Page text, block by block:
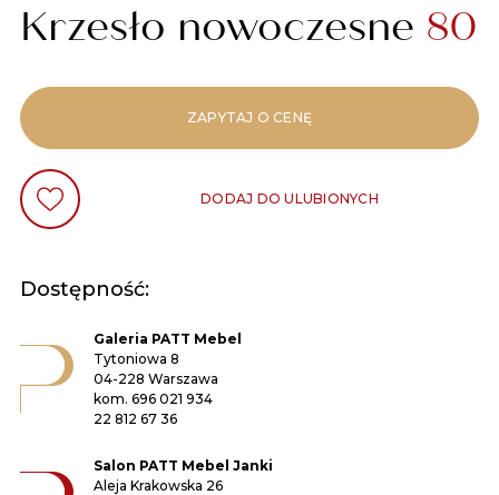
Krzesło nowoczesne 80
ZAPYTAJ O CENĘ
DODAJ DO ULUBIONYCH
Dostępność:
Galeria PATT Mebel
Tytoniowa 8
04-228 Warszawa
kom. 696 021 934
22 812 67 36
Salon PATT Mebel Janki
Aleja Krakowska 26